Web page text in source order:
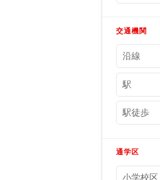
交通機関
通学区